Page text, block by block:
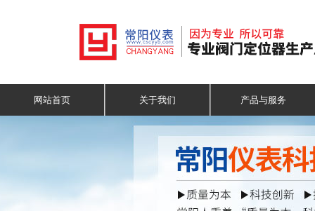
网站首页 关于我们 产品与服务